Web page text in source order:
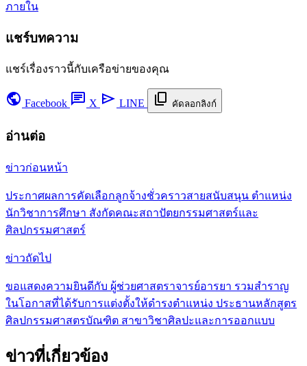
ภายใน
แชร์บทความ
แชร์เรื่องราวนี้กับเครือข่ายของคุณ
public Facebook chat X send LINE content_copy คัดลอกลิงก์
อ่านต่อ
ข่าวก่อนหน้า
ประกาศผลการคัดเลือกลูกจ้างชั่วคราวสายสนับสนุน ตำแหน่ง
นักวิชาการศึกษา สังกัดคณะสถาปัตยกรรมศาสตร์และ
ศิลปกรรมศาสตร์
ข่าวถัดไป
ขอแสดงความยินดีกับ ผู้ช่วยศาสตราจารย์อารยา รวมสำราญ
ในโอกาสที่ได้รับการแต่งตั้งให้ดำรงตำแหน่ง ประธานหลักสูตร
ศิลปกรรมศาสตรบัณฑิต สาขาวิชาศิลปะและการออกแบบ
ข่าวที่เกี่ยวข้อง